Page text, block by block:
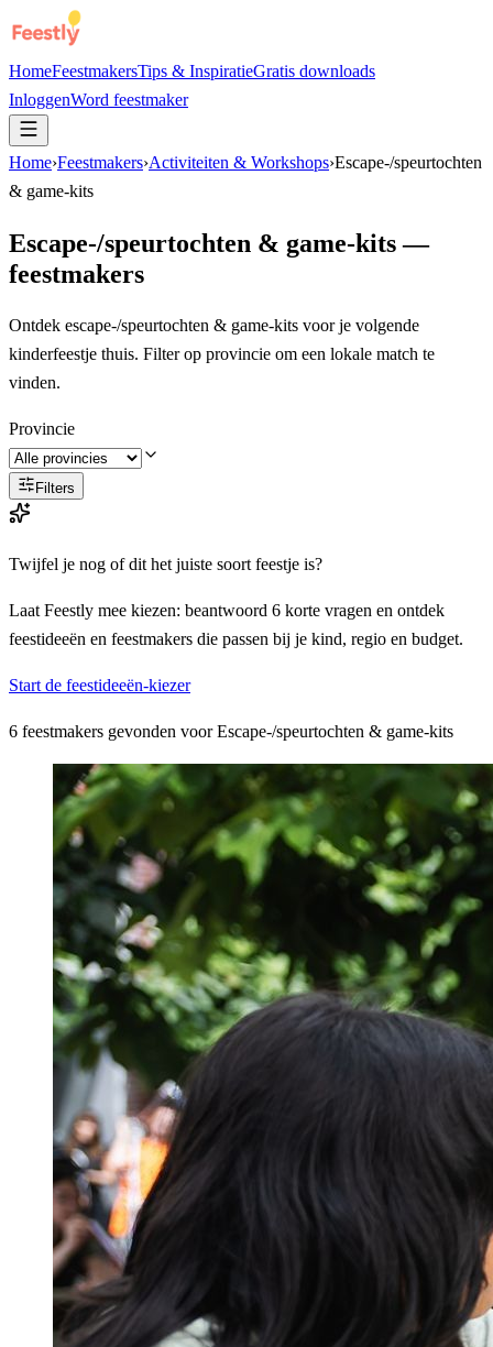
HomeFeestmakersTips & InspiratieGratis downloads
InloggenWord feestmaker
Home›Feestmakers›Activiteiten & Workshops›Escape-/speurtochten
& game-kits
Escape-/speurtochten & game-kits —
feestmakers
Ontdek escape-/speurtochten & game-kits voor je volgende
kinderfeestje thuis. Filter op provincie om een lokale match te
vinden.
Provincie
Filters
Twijfel je nog of dit het juiste soort feestje is?
Laat Feestly mee kiezen: beantwoord 6 korte vragen en ontdek
feestideeën en feestmakers die passen bij je kind, regio en budget.
Start de feestideeën-kiezer
6 feestmakers gevonden voor Escape-/speurtochten & game-kits